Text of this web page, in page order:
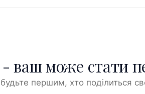
- ваш може стати
першим, хто поділиться